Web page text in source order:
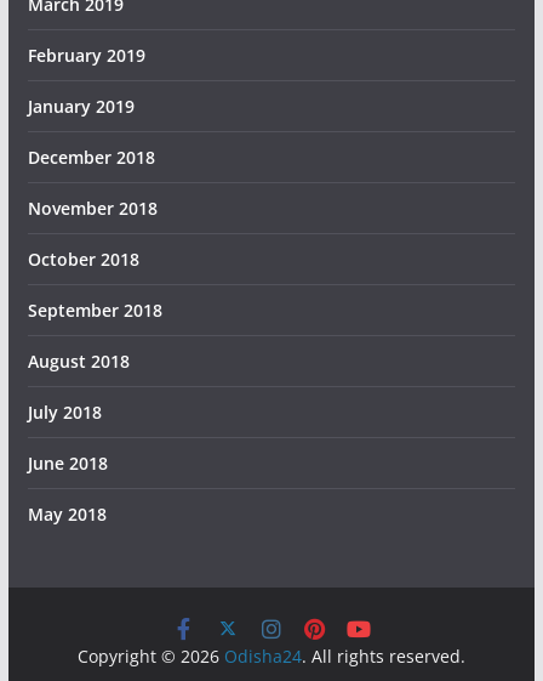
February 2019
January 2019
December 2018
November 2018
October 2018
September 2018
August 2018
July 2018
June 2018
May 2018
Copyright © 2026 Odisha24. All rights reserved.